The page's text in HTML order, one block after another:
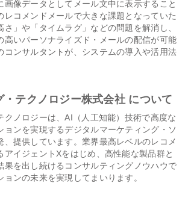
画像データとしてメール文中に表示すること
レコメンドメールで大きな課題となっていた
さ」や「タイムラグ」などの問題を解消し、
高いパーソナライズド・メールの配信が可能
コンサルタントが、システムの導入や活用法
・テクノロジー株式会社 について
クノロジーは、AI（人工知能）技術で高度な
ョンを実現するデジタルマーケティング・ソ
、提供しています。業界最高レベルのレコメ
アイジェントXをはじめ、高性能な製品群と
果を出し続けるコンサルティングノウハウで
ンの未来を実現してまいります。